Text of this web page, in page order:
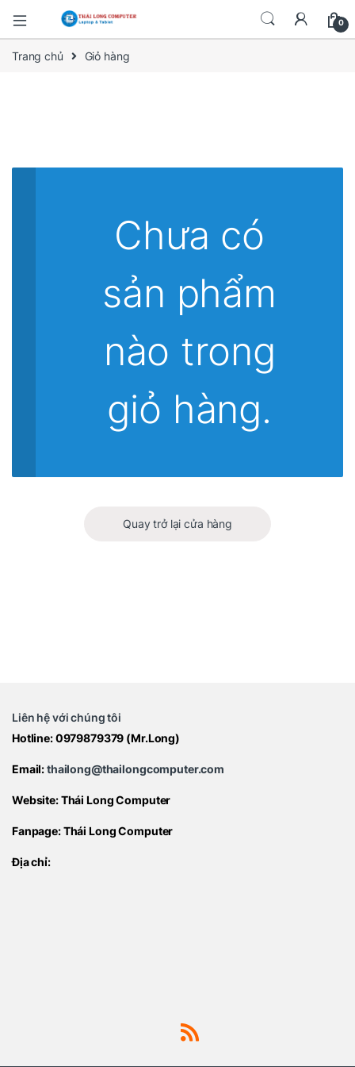
0
Trang chủ Giỏ hàng
Chưa có
sản phẩm
nào trong
giỏ hàng.
Quay trở lại cửa hàng
Liên hệ với chúng tôi
Hotline:0979879379 (Mr.Long)
Email:thailong@thailongcomputer.com
Website:Thái Long Computer
Fanpage:Thái Long Computer
Địa chỉ: